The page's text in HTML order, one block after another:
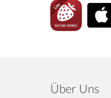
Über Uns